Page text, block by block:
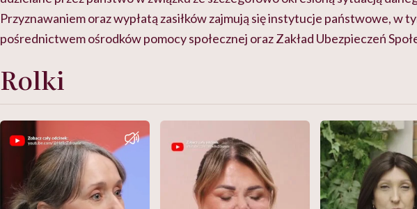
Przyznawaniem oraz wypłatą zasiłków zajmują się instytucje państwowe, w
pośrednictwem ośrodków pomocy społecznej oraz Zakład Ubezpieczeń
Rolki